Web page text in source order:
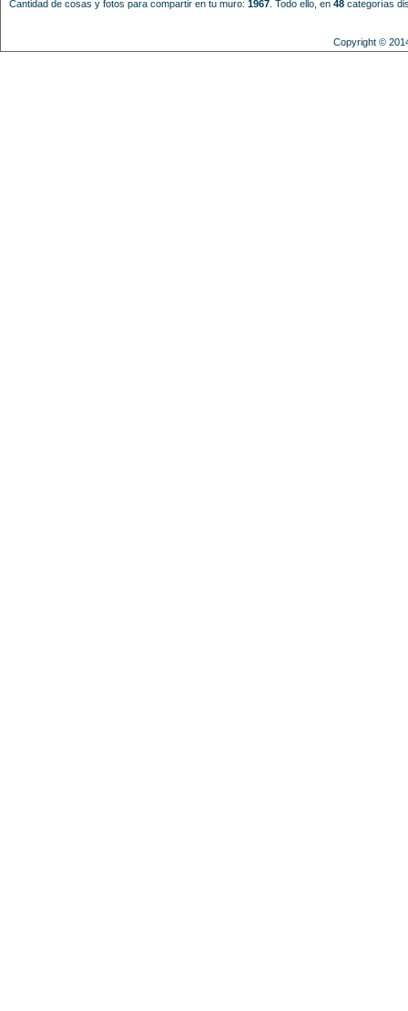
Cantidad de cosas y fotos para compartir en tu muro: 1967 Todo ello, en 48 categorías
Copyright ©